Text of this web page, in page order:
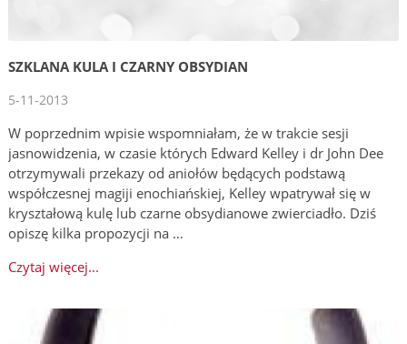
SZKLANA KULA I CZARNY OBSYDIAN
5-11-2013
W poprzednim wpisie wspomniałam, że w trakcie sesji
jasnowidzenia, w czasie których Edward Kelley i dr John Dee
otrzymywali przekazy od aniołów będących podstawą
współczesnej magiji enochiańskiej, Kelley wpatrywał się w
kryształową kulę lub czarne obsydianowe zwierciadło. Dziś
opiszę kilka propozycji na …
Czytaj więcej...